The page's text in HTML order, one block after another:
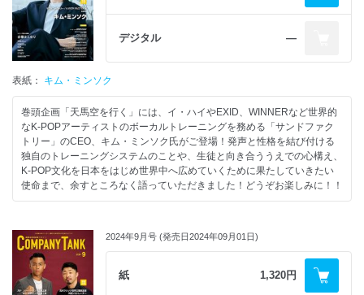
デジタル ―
表紙： キム・ミンソク
巻頭企画「天馬空を行く」には、イ・ハイやEXID、WINNERなど世界的
なK-POPアーティストのボーカルトレーニングを務める「サンドファク
トリー」のCEO、キム・ミンソク氏がご登場！発声と性格を結び付ける
独自のトレーニングシステムのことや、生徒と向き合ううえでの心構え、
K-POP文化を日本をはじめ世界中へ広めていくために果たしていきたい
使命まで、余すところなく語っていただきました！どうぞお楽しみに！！
2024年9月号 (発売日2024年09月01日)
紙 1,320円